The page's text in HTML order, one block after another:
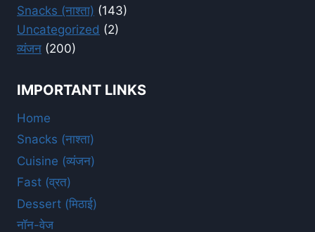
Snacks (नाश्ता) (143)
Uncategorized (2)
व्यंजन (200)
IMPORTANT LINKS
Home
Snacks (नाश्ता)
Cuisine (व्यंजन)
Fast (व्रत)
Dessert (मिठाई)
नॉन-वेज